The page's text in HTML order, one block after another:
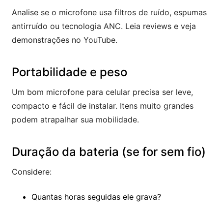
Analise se o microfone usa filtros de ruído, espumas
antirruído ou tecnologia ANC. Leia reviews e veja
demonstrações no YouTube.
Portabilidade e peso
Um bom microfone para celular precisa ser leve,
compacto e fácil de instalar. Itens muito grandes
podem atrapalhar sua mobilidade.
Duração da bateria (se for sem fio)
Considere:
Quantas horas seguidas ele grava?